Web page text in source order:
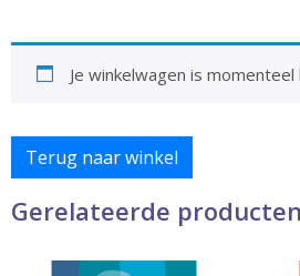
Je winkelwagen is momenteel
Terug naar winkel
Gerelateerde producten